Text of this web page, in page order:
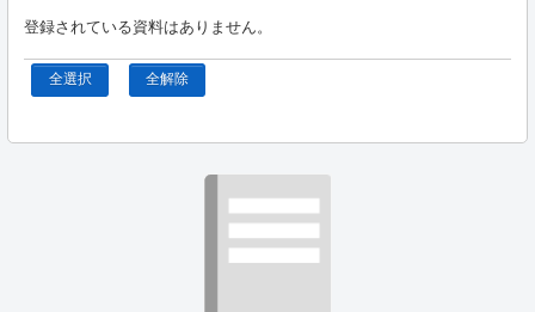
登録されている資料はありません。
全選択 全解除